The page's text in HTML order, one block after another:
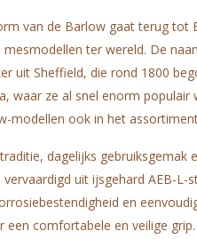
van de Barlow gaat terug tot
ter wereld. De
uit Sheffield, die rond 1800
waar ze al snel enorm populair
modellen ook in het
dagelijks
uit ijsgehard AEB-
en
comfortabele en veilige